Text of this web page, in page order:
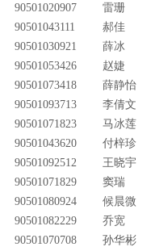
90501020907
雷珊
90501043111
郝佳
90501030921
薛冰
90501053426
赵婕
90501073418
薛静怡
90501093713
李倩文
90501071823
马冰莲
90501043620
付梓珍
90501092512
王晓宇
90501071829
窦瑞
90501080924
候晨微
90501082229
乔宽
90501070708
孙华彬